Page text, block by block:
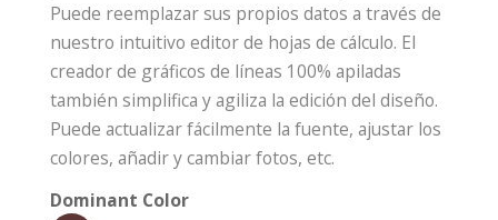
Puede reemplazar sus propios datos a través de
nuestro intuitivo editor de hojas de cálculo. El
creador de gráficos de líneas 100% apiladas
también simplifica y agiliza la edición del diseño.
Puede actualizar fácilmente la fuente, ajustar los
colores, añadir y cambiar fotos, etc.
Dominant Color